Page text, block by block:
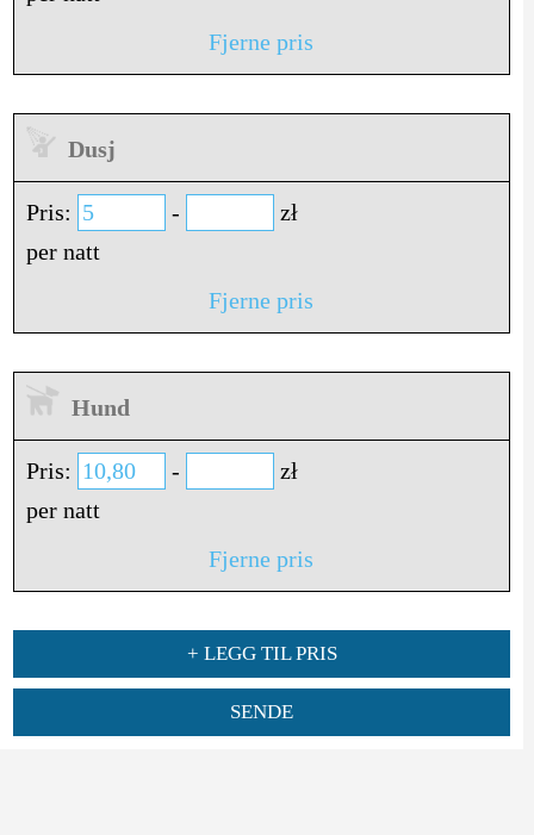
Fjerne pris
Dusj
Pris: -
zł
per natt
Fjerne pris
Hund
Pris: -
zł
per natt
Fjerne pris
+ LEGG TIL PRIS
SENDE